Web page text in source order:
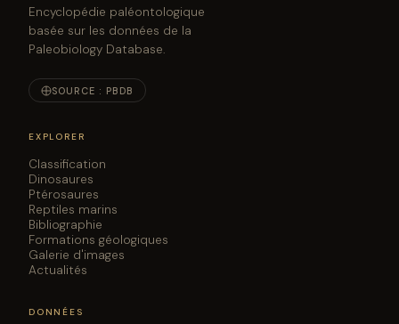
Encyclopédie paléontologique
basée sur les données de la
Paleobiology Database.
SOURCE : PBDB
EXPLORER
Classification
Dinosaures
Ptérosaures
Reptiles marins
Bibliographie
Formations géologiques
Galerie d'images
Actualités
DONNÉES